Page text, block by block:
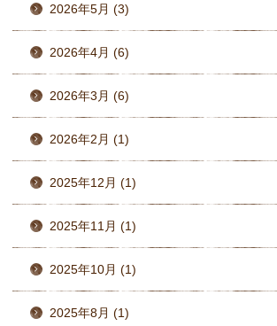
2026年5月 (3)
2026年4月 (6)
2026年3月 (6)
2026年2月 (1)
2025年12月 (1)
2025年11月 (1)
2025年10月 (1)
2025年8月 (1)